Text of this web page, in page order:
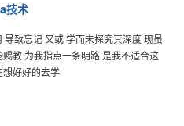
技术
致忘记 又或 学而未探究其深度 现虽
教 为我指点一条明路 是我不适合这
好好的去学